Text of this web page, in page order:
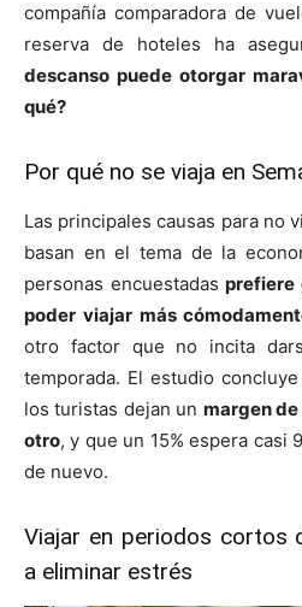
compañía comparadora de
reserva de hoteles ha
descanso puede otorgar
qué?
Por qué no se viaja en
Las principales causas para no
basan en el tema de la
personas encuestadas prefiere
poder viajar más
otro factor que no incita
temporada. El estudio
los turistas dejan un margen
otro, y que un 15% espera casi
de nuevo.
Viajar en periodos cortos
a eliminar estrés